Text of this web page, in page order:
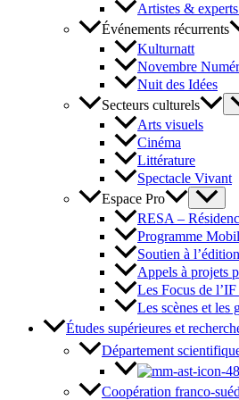
Artistes & experts
Événements récurrents
Kulturnatt
Novembre
Nuit des Idées
Secteurs culturels
Arts visuels
Cinéma
Littérature
Spectacle Vivant
Espace Pro
RESA –
Programme
Soutien à l’édition
Appels à projets
Les Focus de l’IF
Les scènes et les
Études supérieures et
Département
Coopération franco-